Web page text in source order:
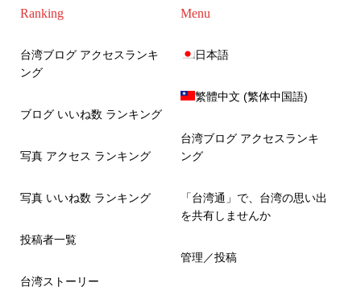
Ranking
台湾ブログ アクセスランキ
ング
ブログ いいね数 ランキング
写真 アクセス ランキング
写真 いいね数 ランキング
投稿者一覧
台湾ストーリー
Menu
日本語
繁體中文 (繁体中国語)
台湾ブログ アクセスランキ
ング
「台湾通」で、台湾の思い出
を共有しませんか
管理／投稿